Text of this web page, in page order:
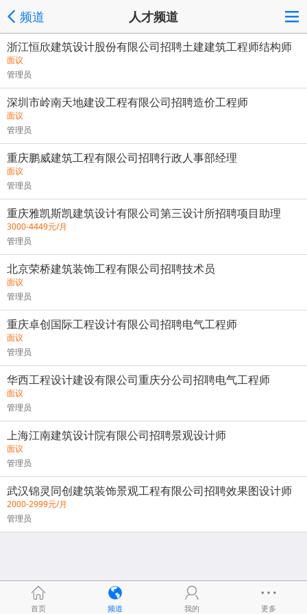
频道 人才频道
浙江恒欣建筑设计股份有限公司招聘土建建筑工程师结构师
面议
管理员
深圳市岭南天地建设工程有限公司招聘造价工程师
面议
管理员
重庆鹏威建筑工程有限公司招聘行政人事部经理
面议
管理员
重庆雅凯斯凯建筑设计有限公司第三设计所招聘项目助理
3000-4449元/月
管理员
北京荣桥建筑装饰工程有限公司招聘技术员
面议
管理员
重庆卓创国际工程设计有限公司招聘电气工程师
面议
管理员
华西工程设计建设有限公司重庆分公司招聘电气工程师
面议
管理员
上海江南建筑设计院有限公司招聘景观设计师
面议
管理员
武汉锦灵同创建筑装饰景观工程有限公司招聘效果图设计师
2000-2999元/月
管理员
首页 频道 我的 更多